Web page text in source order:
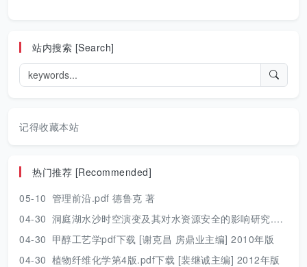
站内搜索 [Search]
记得收藏本站
热门推荐 [Recommended]
05-10 管理前沿.pdf 德鲁克 著
04-30 洞庭湖水沙时空演变及其对水资源安全的影响研究.pdf 胡光伟 著 2017年版
04-30 甲醇工艺学pdf下载 [谢克昌 房鼎业主编] 2010年版
04-30 植物纤维化学第4版.pdf下载 [裴继诚主编] 2012年版